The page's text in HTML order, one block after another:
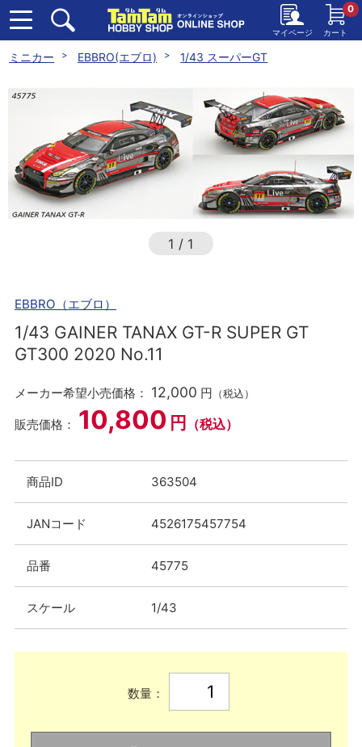
マイページ カート
0
ミニカー EBBRO(エブロ) 1/43 スーパーGT
1 / 1
EBBRO（エブロ）
1/43 GAINER TANAX GT-R SUPER GT
GT300 2020 No.11
メーカー希望小売価格： 12,000 円 （税込）
販売価格： 10,800 円 （税込）
商品ID 363504
JANコード 4526175457754
品番 45775
スケール 1/43
数量：